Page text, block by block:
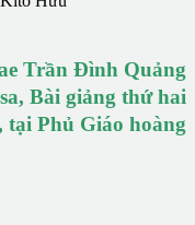
Trần Đình Quảng
Bài giảng thứ hai
tại Phủ Giáo hoàng